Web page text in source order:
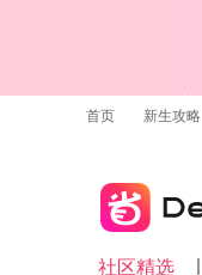
首页 新生攻略
社区精选